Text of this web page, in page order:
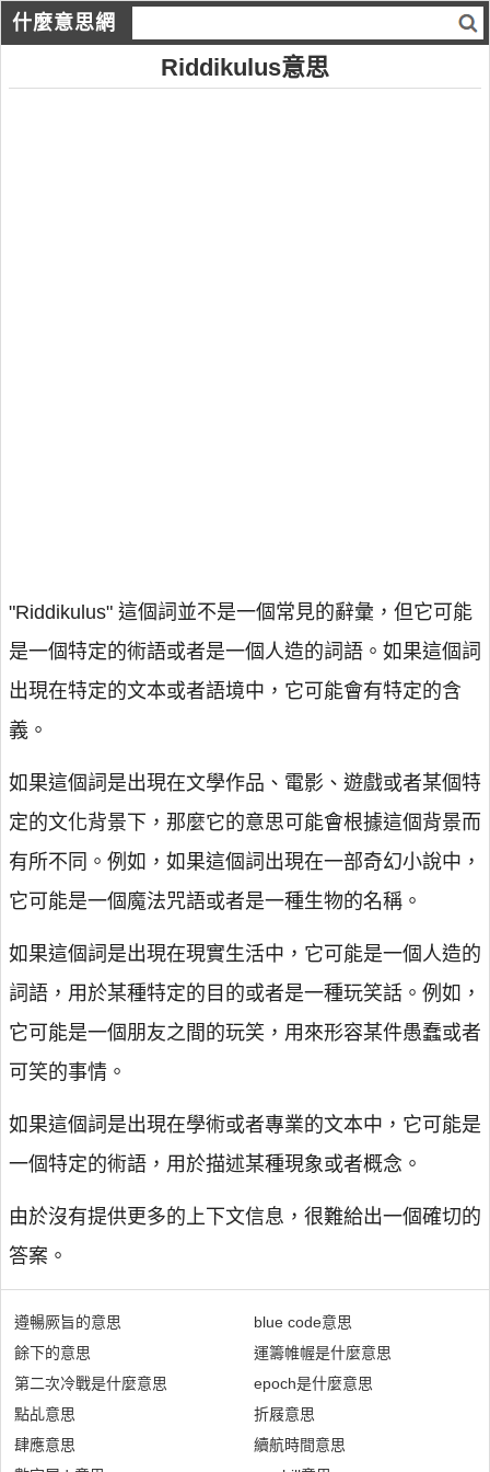
什麼意思網
Riddikulus意思
"Riddikulus" 這個詞並不是一個常見的辭彙，但它可能
是一個特定的術語或者是一個人造的詞語。如果這個詞
出現在特定的文本或者語境中，它可能會有特定的含
義。
如果這個詞是出現在文學作品、電影、遊戲或者某個特
定的文化背景下，那麼它的意思可能會根據這個背景而
有所不同。例如，如果這個詞出現在一部奇幻小說中，
它可能是一個魔法咒語或者是一種生物的名稱。
如果這個詞是出現在現實生活中，它可能是一個人造的
詞語，用於某種特定的目的或者是一種玩笑話。例如，
它可能是一個朋友之間的玩笑，用來形容某件愚蠢或者
可笑的事情。
如果這個詞是出現在學術或者專業的文本中，它可能是
一個特定的術語，用於描述某種現象或者概念。
由於沒有提供更多的上下文信息，很難給出一個確切的
答案。
遵暢厥旨的意思
餘下的意思
第二次冷戰是什麼意思
點乩意思
肆應意思
blue code意思
運籌帷幄是什麼意思
epoch是什麼意思
折屐意思
續航時間意思